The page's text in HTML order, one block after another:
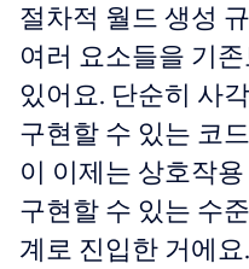
절차적 월드 생성
여러 요소들을 기
있어요. 단순히 사
구현할 수 있는 코
이 이제는 상호작
구현할 수 있는 수
계로 진입한 거에요.